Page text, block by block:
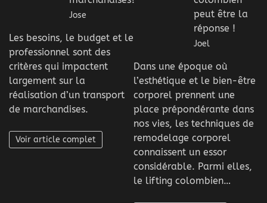
Jose
Les besoins, le budget et le
professionnel sont des
critères qui impactent
largement sur la
réalisation d’un transport
de marchandises.
Voir article complet
peut être la
réponse !
Joel
Dans une époque où
l’esthétique et le bien-être
corporel prennent une
place prépondérante dans
nos vies, les techniques de
remodelage corporel
connaissent un essor
considérable. Parmi elles,
le lifting colombien…